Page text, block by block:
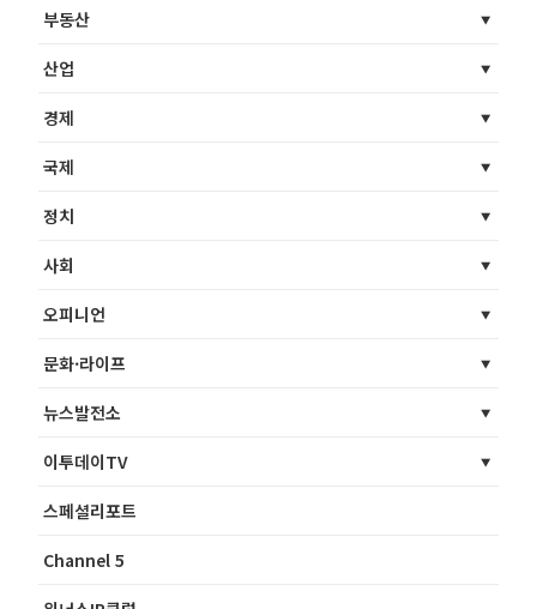
부동산
산업
경제
국제
정치
사회
오피니언
문화·라이프
뉴스발전소
이투데이TV
스페셜리포트
Channel 5